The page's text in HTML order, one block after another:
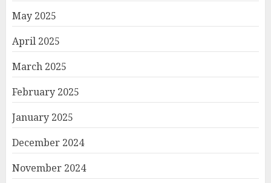
May 2025
April 2025
March 2025
February 2025
January 2025
December 2024
November 2024